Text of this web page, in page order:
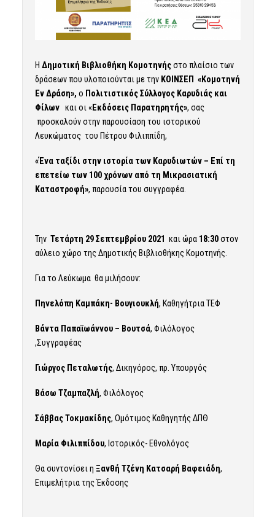
Η Δημοτική Βιβλιοθήκη Κομοτηνήςστο πλαίσιο των
δράσεων που υλοποιούνται με την ΚΟΙΝΣΕΠ «Κομοτηνή
Εν Δράση», ο Πολιτιστικός Σύλλογος Καρυδιάς και
Φίλωνκαι οι «Εκδόσεις Παρατηρητής», σας
προσκαλούν στην παρουσίαση του ιστορικού
Λευκώματος του Πέτρου Φιλιππίδη,
«Ένα ταξίδι στην ιστορία των Καρυδιωτών – Επί τη
επετείω των 100 χρόνων από τη Μικρασιατική
Καταστροφή», παρουσία του συγγραφέα.
Την Τετάρτη 29 Σεπτεμβρίου 2021 και ώρα 18:30στον
αύλειο χώρο της Δημοτικής Βιβλιοθήκης Κομοτηνής.
Για το Λεύκωμα θα μιλήσουν:
Πηνελόπη Καμπάκη- Βουγιουκλή, Καθηγήτρια ΤΕΦ
Βάντα Παπαϊωάννου – Βουτσά, Φιλόλογος
,Συγγραφέας
Γιώργος Πεταλωτής, Δικηγόρος, πρ. Υπουργός
Βάσω Τζαμπαζλή, Φιλόλογος
Σάββας Τοκμακίδης, Ομότιμος Καθηγητής ΔΠΘ
Μαρία Φιλιππίδου, Ιστορικός- Εθνολόγος
Θα συντονίσει η Ξανθή Τζένη Κατσαρή Βαφειάδη,
Επιμελήτρια της Έκδοσης